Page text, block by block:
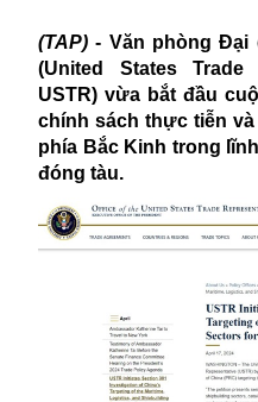
(TAP) - Văn phòng Đại
(United States Trade
USTR) vừa bắt đầu
chính sách thực tiễn
phía Bắc Kinh trong
đóng tàu.